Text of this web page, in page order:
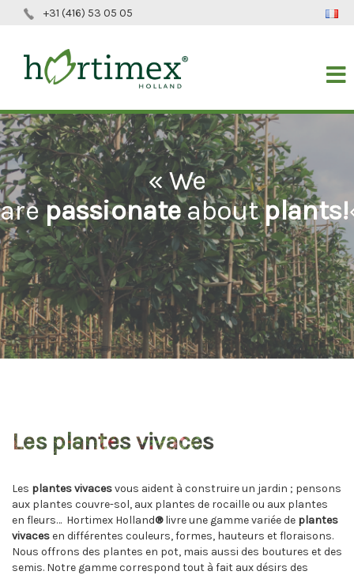
+31 (416) 53 05 05
« We
arepassionateaboutplants!
Les plantes vivaces
Les plantes vivacesvous aident à construire un jardin ; pensons
aux plantes couvre-sol, aux plantes de rocaille ou aux plantes
en fleurs… Hortimex Holland®livre une gamme variée de plantes
vivacesen différentes couleurs, formes, hauteurs et floraisons.
Nous offrons des plantes en pot, mais aussi des boutures et des
semis. Notre gamme correspond tout à fait aux désirs des